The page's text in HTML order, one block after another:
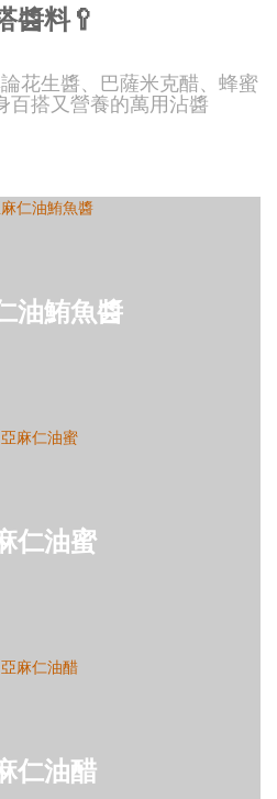
醬料🥄
花生醬、巴薩米克醋、蜂蜜
百搭又營養的萬用沾醬
油鮪魚醬
仁油蜜
仁油醋